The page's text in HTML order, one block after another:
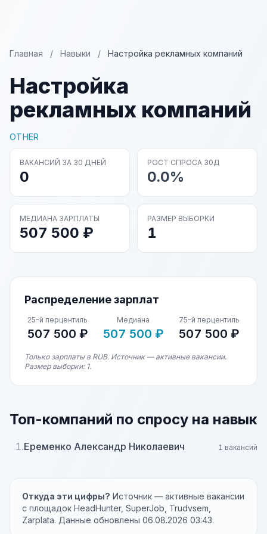
Главная / Навыки / Настройка рекламных компаний
Настройка
рекламных компаний
OTHER
ВАКАНСИЙ ЗА 30 ДНЕЙ
0
РОСТ СПРОСА 30Д
0.0%
МЕДИАНА ЗАРПЛАТЫ
507 500 ₽
РАЗМЕР ВЫБОРКИ
1
Распределение зарплат
25-й перцентиль
507 500 ₽
Медиана
507 500 ₽
75-й перцентиль
507 500 ₽
Только зарплаты в RUB. Источник — активные вакансии.
Размер выборки: 1.
Топ-компаний по спросу на навык
1.Еременко Александр Николаевич 1 вакансий
Откуда эти цифры? Источник — активные вакансии
с площадок HeadHunter, SuperJob, Trudvsem,
Zarplata. Данные обновлены 06.08.2026 03:43.